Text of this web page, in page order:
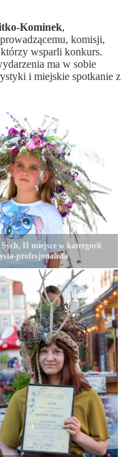
Kominek,
komisji,
wsparli konkurs.
ma w sobie
i miejskie spotkanie z
Sych, II miejsce w katergorii
profesjonalista